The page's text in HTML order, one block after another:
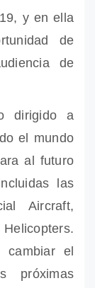
y en ella
de
de
dirigido a
el mundo
al futuro
las
Aircraft,
cambiar el
próximas